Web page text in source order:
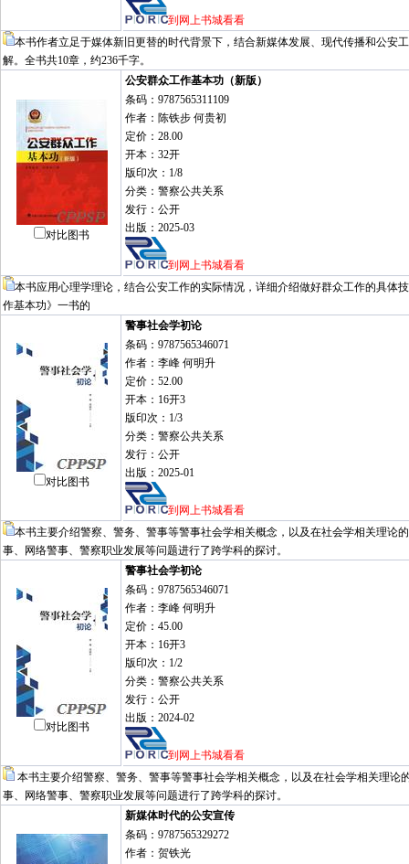
到网上书城看看
本书作者立足于媒体新旧更替的时代背景下，结合新媒体发展、现代传播和公
解。全书共10章，约236千字。
对比图书
公安群众工作基本功（新版）
条码：9787565311109
作者：陈铁步 何贵初
定价：28.00
开本：32开
版印次：1/8
分类：警察公共关系
发行：公开
出版：2025-03
到网上书城看看
本书应用心理学理论，结合公安工作的实际情况，详细介绍做好群众工作的具
作基本功》一书的
对比图书
警事社会学初论
条码：9787565346071
作者：李峰 何明升
定价：52.00
开本：16开3
版印次：1/3
分类：警察公共关系
发行：公开
出版：2025-01
到网上书城看看
本书主要介绍警察、警务、警事等警事社会学相关概念，以及在社会学相关理
事、网络警事、警察职业发展等问题进行了跨学科的探讨。
对比图书
警事社会学初论
条码：9787565346071
作者：李峰 何明升
定价：45.00
开本：16开3
版印次：1/2
分类：警察公共关系
发行：公开
出版：2024-02
到网上书城看看
本书主要介绍警察、警务、警事等警事社会学相关概念，以及在社会学相关理
事、网络警事、警察职业发展等问题进行了跨学科的探讨。
新媒体时代的公安宣传
条码：9787565329272
作者：贺铁光